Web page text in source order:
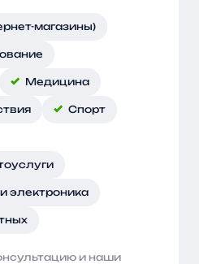
магазины)
Медицина
Спорт
электроника
и наши